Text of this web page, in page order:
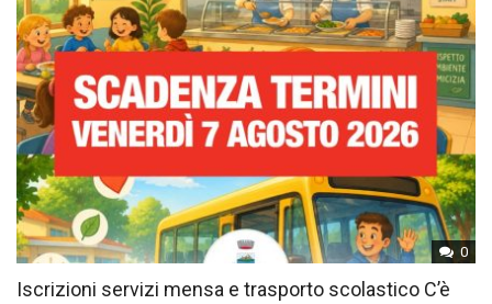
0
Iscrizioni servizi mensa e trasporto scolastico C’è